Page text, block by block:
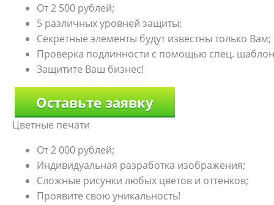
От 2 500 рублей;
5 различных уровней защиты;
Секретные элементы будут известны только Вам;
Проверка подлинности с помощью спец.
Защитите Ваш бизнес!
Оставьте заявку
Цветные печати
От 2 000 рублей;
Индивидуальная разработка изображения;
Сложные рисунки любых цветов и оттенков;
Проявите свою уникальность!